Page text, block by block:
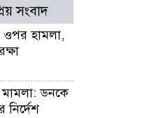
সংবাদ
হামলা,
মামলা: ডনকে
নির্দেশ